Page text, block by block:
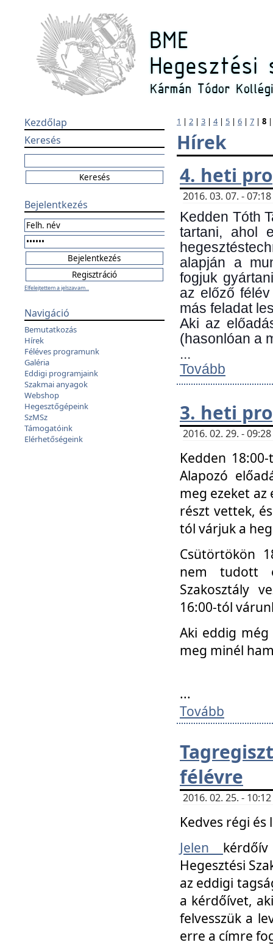
Kezdőlap
Keresés
Bejelentkezés
Elfelejtettem a jelszavam...
Navigáció
Bemutatkozás
Hírek
Féléves programunk
Galéria
Eddigi programjaink
Szakmai anyagok
Webshop
Hegesztőgépeink
SzMSz
Támogatóink
Elérhetőségeink
1 | 2 | 3 | 4| 5 | 6 | 7 | 8
Hírek
4. heti
2016. 03. 07. -
Kedden Tóth
tartani, ahol
alapján a
fogjuk
az előző
más feladat
Aki az
(hasonlóan a
...
Tovább
3. heti
2016. 02. 29. -
Kedden
Alapozó
meg ezeket
részt vettek,
tól várjuk a
Csütörtökön
nem tudott
Szakosztály
16:00-tól
Aki eddig
meg minél
...
Tovább
félévre
2016. 02. 25. -
Kedves régi
Jelen
Hegesztési
az eddigi
a kérdőívet,
felvesszük a
erre a címre